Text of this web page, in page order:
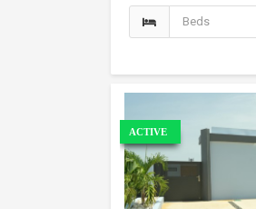
ACTIVE